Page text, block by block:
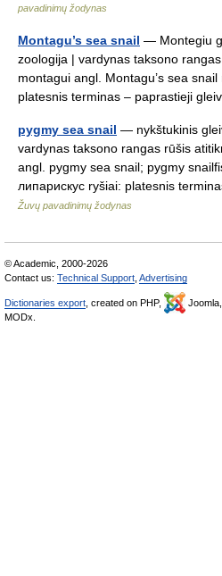
pavadinimų žodynas
Montagu’s sea snail — Montegiu
zoologija | vardynas taksono
montagui angl. Montagu’s sea
platesnis terminas – paprastieji
pygmy sea snail — nykštukinis
vardynas taksono rangas rūšis
angl. pygmy sea snail; pygmy
липарискус ryšiai: platesnis
Žuvų pavadinimų žodynas
© Academic, 2000-2026
Contact us: Technical Support Advertising
Dictionaries export , created on PHP, Joomla,
MODx.